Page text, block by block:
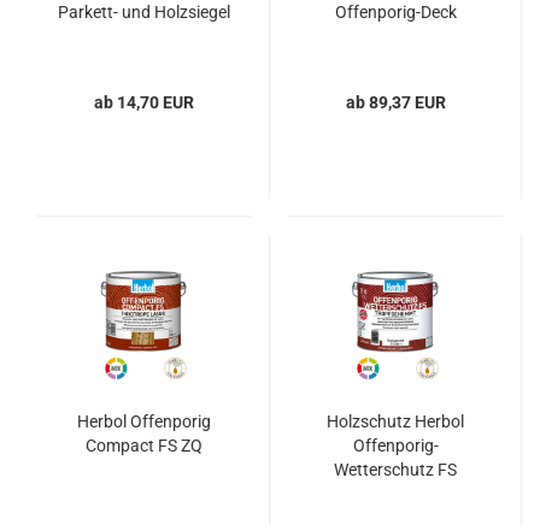
Parkett- und Holzsiegel
ab 14,70 EUR
Offenporig-Deck
ab 89,37 EUR
Herbol Offenporig
Compact FS ZQ
Holzschutz Herbol
Offenporig-
Wetterschutz FS